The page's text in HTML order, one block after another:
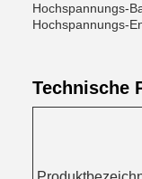
Hochspannungs-
Hochspannungs-
Technische